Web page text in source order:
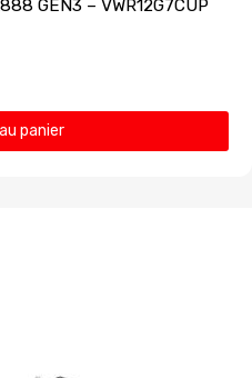
GEN3 – VWR12G7CUP
panier